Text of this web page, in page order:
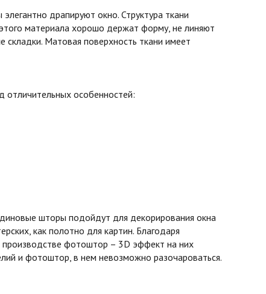
драпируют окно. Структура ткани
материала хорошо держат форму, не линяют
складки. Матовая поверхность ткани имеет
отличительных особенностей:
шторы подойдут для декорирования окна
как полотно для картин. Благодаря
производстве фотоштор – 3D эффект на них
и фотоштор, в нем невозможно разочароваться.